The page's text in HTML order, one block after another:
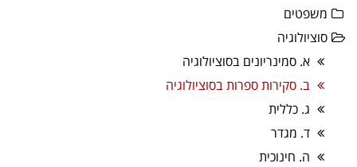
משפטים
סוציולוגיה
א. סמינריונים בסוציולוגיה
ב. סקירות ספרות בסוציולוגיה
ג. כללית
ד. מגדר
ה. חינוכית